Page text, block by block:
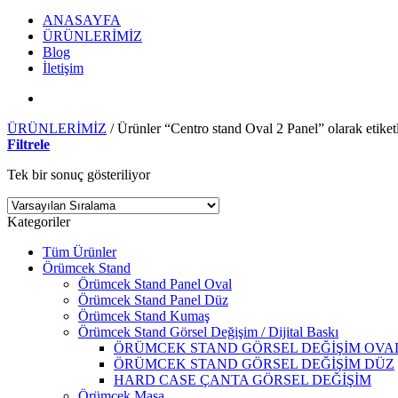
ANASAYFA
ÜRÜNLERİMİZ
Blog
İletişim
ÜRÜNLERİMİZ /Ürünler “Centro stand Oval 2 Panel” olarak
Filtrele
Tek bir sonuç gösteriliyor
Kategoriler
Tüm Ürünler
Örümcek Stand
Örümcek Stand Panel Oval
Örümcek Stand Panel Düz
Örümcek Stand Kumaş
Örümcek Stand Görsel Değişim / Dijital Baskı
ÖRÜMCEK STAND GÖRSEL DEĞİŞİM
ÖRÜMCEK STAND GÖRSEL DEĞİŞİM DÜZ
HARD CASE ÇANTA GÖRSEL DEĞİŞİM